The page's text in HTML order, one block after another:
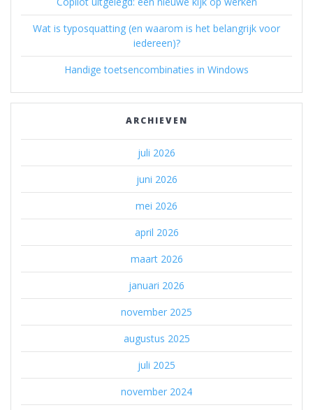
Wat is typosquatting (en waarom is het belangrijk voor
iedereen)?
Handige toetsencombinaties in Windows
ARCHIEVEN
juli 2026
juni 2026
mei 2026
april 2026
maart 2026
januari 2026
november 2025
augustus 2025
juli 2025
november 2024